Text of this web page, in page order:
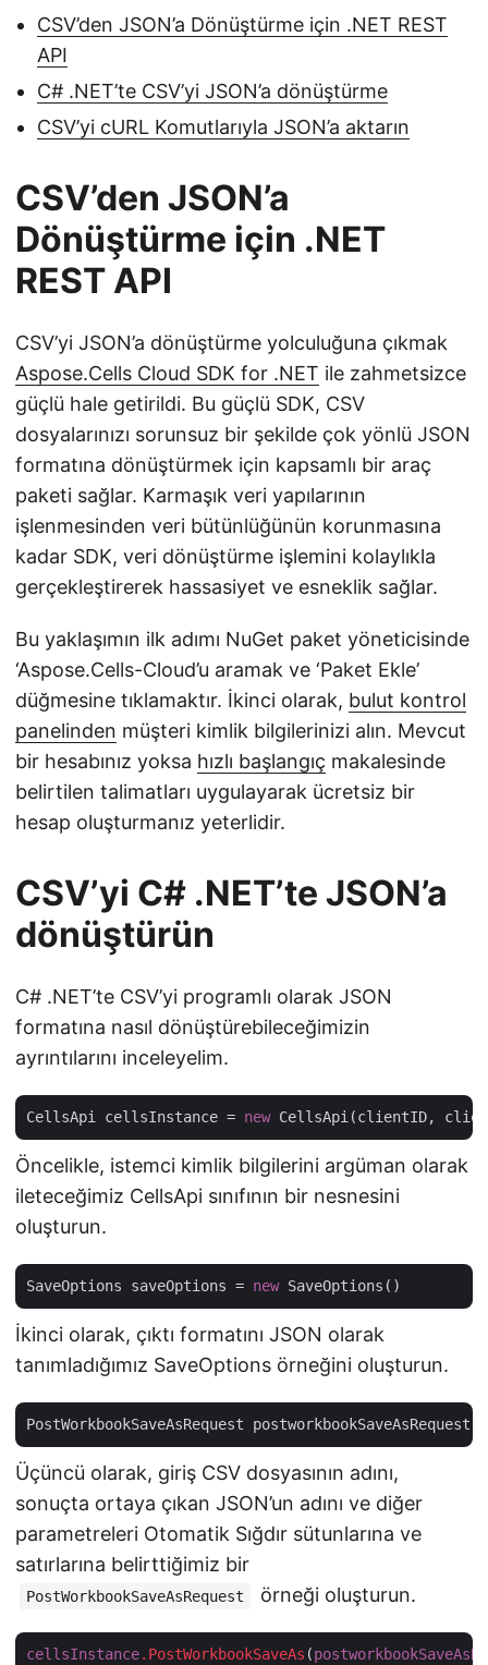
CSV’den JSON’a Dönüştürme için .NET REST
API
C# .NET’te CSV’yi JSON’a dönüştürme
CSV’yi cURL Komutlarıyla JSON’a aktarın
CSV’den JSON’a
Dönüştürme için .NET
REST API
CSV’yi JSON’a dönüştürme yolculuğuna çıkmak
Aspose.Cells Cloud SDK for .NET ile zahmetsizce
güçlü hale getirildi. Bu güçlü SDK, CSV
dosyalarınızı sorunsuz bir şekilde çok yönlü JSON
formatına dönüştürmek için kapsamlı bir araç
paketi sağlar. Karmaşık veri yapılarının
işlenmesinden veri bütünlüğünün korunmasına
kadar SDK, veri dönüştürme işlemini kolaylıkla
gerçekleştirerek hassasiyet ve esneklik sağlar.
Bu yaklaşımın ilk adımı NuGet paket yöneticisinde
‘Aspose.Cells-Cloud’u aramak ve ‘Paket Ekle’
düğmesine tıklamaktır. İkinci olarak, bulut kontrol
panelinden müşteri kimlik bilgilerinizi alın. Mevcut
bir hesabınız yoksa hızlı başlangıç makalesinde
belirtilen talimatları uygulayarak ücretsiz bir
hesap oluşturmanız yeterlidir.
CSV’yi C# .NET’te JSON’a
dönüştürün
C# .NET’te CSV’yi programlı olarak JSON
formatına nasıl dönüştürebileceğimizin
ayrıntılarını inceleyelim.
CellsApi cellsInstance = new
Öncelikle, istemci kimlik bilgilerini argüman olarak
ileteceğimiz CellsApi sınıfının bir nesnesini
oluşturun.
SaveOptions saveOptions = new
İkinci olarak, çıktı formatını JSON olarak
tanımladığımız SaveOptions örneğini oluşturun.
PostWorkbookSaveAsRequest postworkbookSaveAsRequest
Üçüncü olarak, giriş CSV dosyasının adını,
sonuçta ortaya çıkan JSON’un adını ve diğer
parametreleri Otomatik Sığdır sütunlarına ve
satırlarına belirttiğimiz bir
PostWorkbookSaveAsRequest örneği oluşturun.
cellsInstance.PostWorkbookSaveAs (